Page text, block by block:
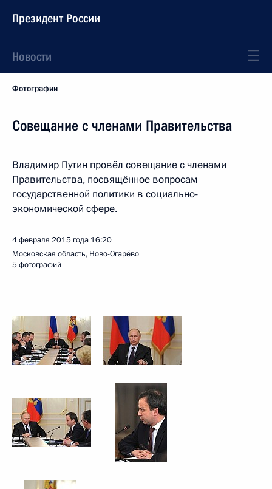
Президент России
Новости
Фотографии
Совещание с членами Правительства
Владимир Путин провёл совещание с членами
Правительства, посвящённое вопросам
государственной политики в социально-
экономической сфере.
4 февраля 2015 года 16:20
Московская область, Ново-Огарёво
5 фотографий